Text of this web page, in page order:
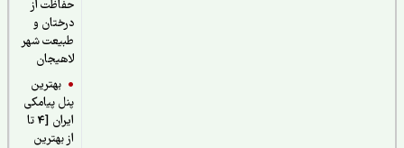
حفاظت از
درختان و
طبیعت شهر
لاهیجان
بهترین
پنل پیامکی
ایران [4 تا
از بهترین